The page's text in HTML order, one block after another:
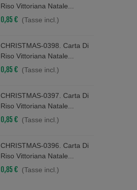
Riso Vittoriana Natale...
0,85 € (Tasse incl.)
CHRISTMAS-0398. Carta Di
Riso Vittoriana Natale...
0,85 € (Tasse incl.)
CHRISTMAS-0397. Carta Di
Riso Vittoriana Natale...
0,85 € (Tasse incl.)
CHRISTMAS-0396. Carta Di
Riso Vittoriana Natale...
0,85 € (Tasse incl.)